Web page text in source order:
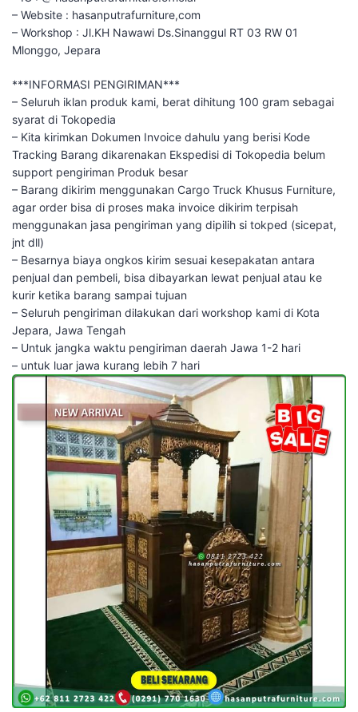
– Website : hasanputrafurniture,com
– Workshop : Jl.KH Nawawi Ds.Sinanggul RT 03 RW 01
Mlonggo, Jepara
***INFORMASI PENGIRIMAN***
– Seluruh iklan produk kami, berat dihitung 100 gram sebagai
syarat di Tokopedia
– Kita kirimkan Dokumen Invoice dahulu yang berisi Kode
Tracking Barang dikarenakan Ekspedisi di Tokopedia belum
support pengiriman Produk besar
– Barang dikirim menggunakan Cargo Truck Khusus Furniture,
agar order bisa di proses maka invoice dikirim terpisah
menggunakan jasa pengiriman yang dipilih si tokped (sicepat,
jnt dll)
– Besarnya biaya ongkos kirim sesuai kesepakatan antara
penjual dan pembeli, bisa dibayarkan lewat penjual atau ke
kurir ketika barang sampai tujuan
– Seluruh pengiriman dilakukan dari workshop kami di Kota
Jepara, Jawa Tengah
– Untuk jangka waktu pengiriman daerah Jawa 1-2 hari
– untuk luar jawa kurang lebih 7 hari